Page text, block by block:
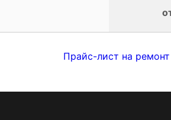
Прайс-лист на ремонт